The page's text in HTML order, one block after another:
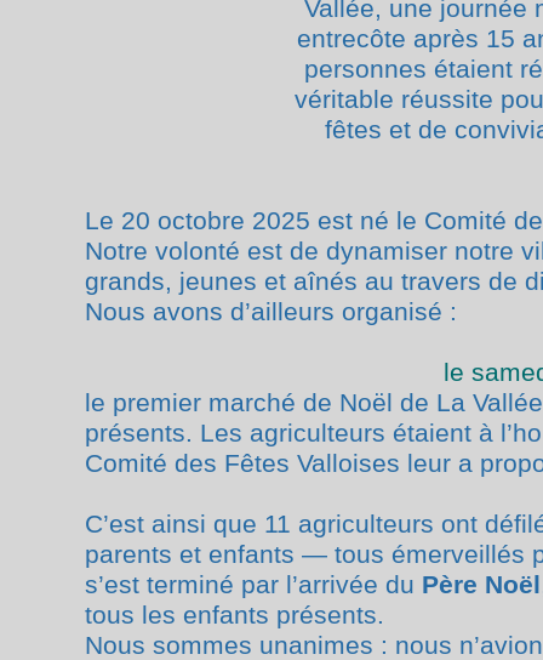
Vallée, une journée
entrecôte après 15
personnes étaient
véritable réussite
fêtes et de
Le 20 octobre 2025 est né le Comité
Notre volonté est de dynamiser notre
grands, jeunes et aînés au travers de
Nous avons d’ailleurs organisé :
le
le premier marché de Noël de La
présents. Les agriculteurs étaient à
Comité des Fêtes Valloises leur a
C’est ainsi que 11 agriculteurs ont
parents et enfants — tous émerveillés
s’est terminé par l’arrivée du Père Noël
tous les enfants présents.
Nous sommes unanimes : nous